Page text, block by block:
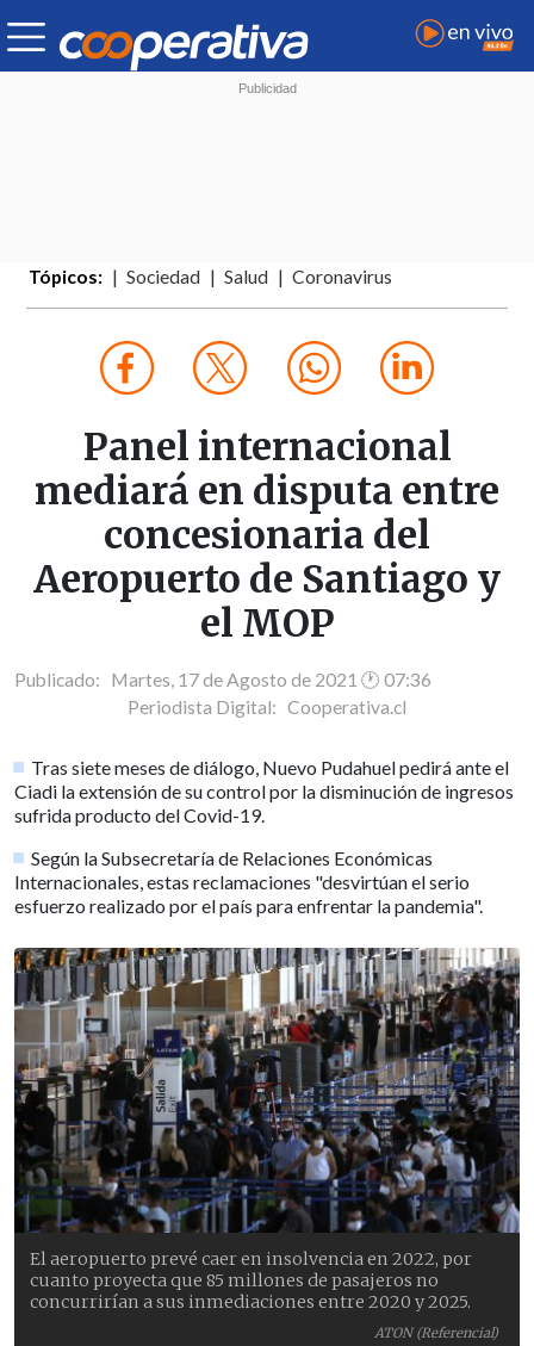
Tópicos: Sociedad Salud Coronavirus
Panel internacional
mediará en disputa entre
concesionaria del
Aeropuerto de Santiago y
el MOP
Publicado: Martes, 17 de Agosto de 2021 🕐 07:36
Periodista Digital: Cooperativa.cl
Tras siete meses de diálogo, Nuevo Pudahuel pedirá ante el
Ciadi la extensión de su control por la disminución de ingresos
sufrida producto del Covid-19.
Según la Subsecretaría de Relaciones Económicas
Internacionales, estas reclamaciones "desvirtúan el serio
esfuerzo realizado por el país para enfrentar la pandemia".
ATON (Referencial)
El aeropuerto prevé caer en insolvencia en 2022, por
cuanto proyecta que 85 millones de pasajeros no
concurrirían a sus inmediaciones entre 2020 y 2025.